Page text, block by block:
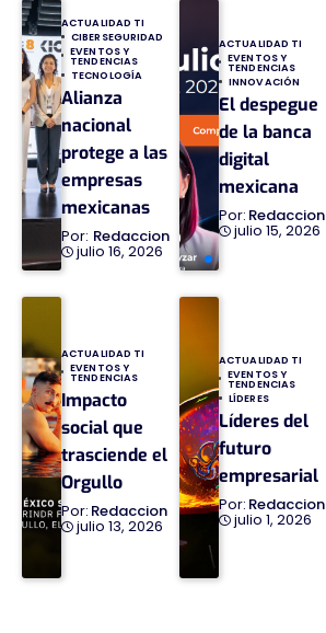
ACTUALIDAD TI
CIBERSEGURIDAD
EVENTOS Y
TENDENCIAS
TECNOLOGÍA
Alianza
nacional
protege a las
empresas
mexicanas
Redaccion
julio 16, 2026
ACTUALIDAD TI
EVENTOS Y
TENDENCIAS
INNOVACIÓN
El despegue
de la banca
digital
mexicana
Redaccion
julio 15, 2026
ACTUALIDAD TI
EVENTOS Y
TENDENCIAS
Impacto
social que
trasciende el
Orgullo
Redaccion
julio 13, 2026
ACTUALIDAD TI
EVENTOS Y
TENDENCIAS
LÍDERES
Líderes del
futuro
empresarial
Redaccion
julio 1, 2026